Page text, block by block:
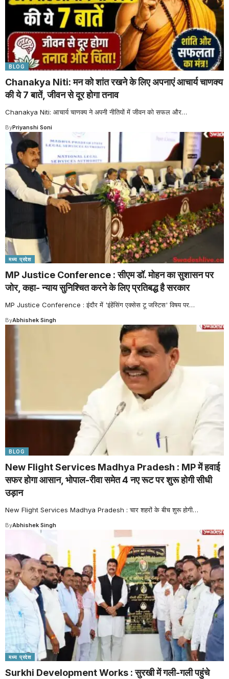
BLOG
Chanakya Niti: मन को शांत रखने के लिए अपनाएं आचार्य चाणक्य
की ये 7 बातें, जीवन से दूर होगा तनाव
Chanakya Niti: आचार्य चाणक्य ने अपनी नीतियों में जीवन को सफल और…
ByPriyanshi Soni
मध्य प्रदेश
MP Justice Conference : सीएम डॉ. मोहन का सुशासन पर
जोर, कहा- न्याय सुनिश्चित करने के लिए प्रतिबद्ध है सरकार
MP Justice Conference : इंदौर में 'इंहेंसिंग एक्सेस टू जस्टिस' विषय पर…
ByAbhishek Singh
BLOG
New Flight Services Madhya Pradesh : MP में हवाई
सफर होगा आसान, भोपाल-रीवा समेत 4 नए रूट पर शुरू होगी सीधी
उड़ान
New Flight Services Madhya Pradesh : चार शहरों के बीच शुरू होगी…
ByAbhishek Singh
मध्य प्रदेश
Surkhi Development Works : सुरखी में गली-गली पहुंचे